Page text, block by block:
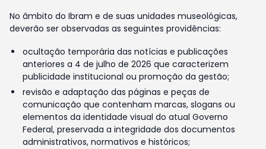
No âmbito do Ibram e de suas unidades museológicas,
deverão ser observadas as seguintes providências:
ocultação temporária das notícias e publicações
anteriores a 4 de julho de 2026 que caracterizem
publicidade institucional ou promoção da gestão;
revisão e adaptação das páginas e peças de
comunicação que contenham marcas, slogans ou
elementos da identidade visual do atual Governo
Federal, preservada a integridade dos documentos
administrativos, normativos e históricos;